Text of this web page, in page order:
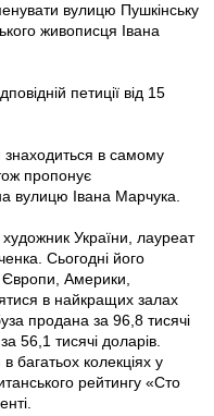
вулицю Пушкінську
живописця Івана
петиції від 15
в самому
пропонує
вулицю Івана Марчука.
України, лауреат
Сьогодні його
Європи, Америки,
в найкращих залах
продана за 96,8 тисячі
56,1 тисячі доларів.
багатьох колекціях у
рейтингу «Сто